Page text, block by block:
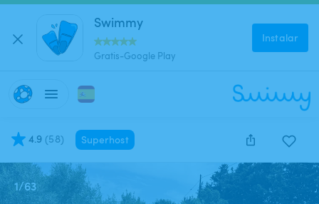
Swimmy
Gratis-Google Play
Instalar
4.9 (58) Superhost
1/63